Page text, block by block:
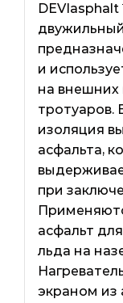
и
на внешних
тротуаров.
изоляция
асфальта,
при
асфальт
льда на
экраном из